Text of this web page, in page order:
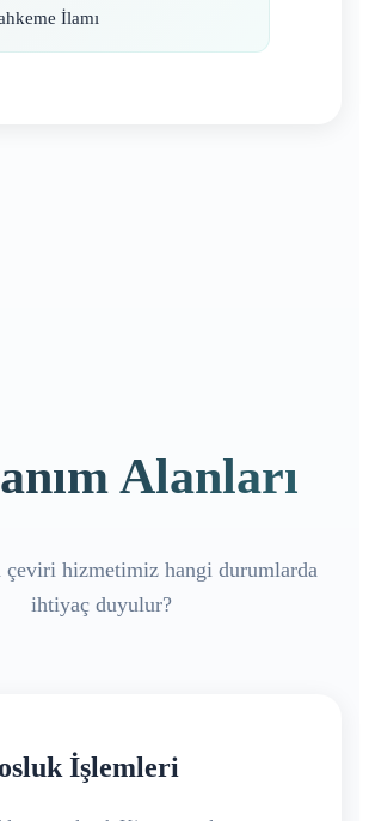
İlamı
Alanları
çeviri hizmetimiz hangi durumlarda
ihtiyaç duyulur?
İşlemleri